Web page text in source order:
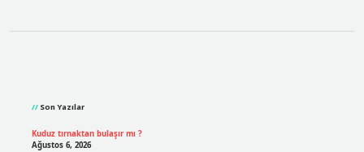
Son Yazılar
Kuduz tırnaktan bulaşır mı ?
Ağustos 6, 2026